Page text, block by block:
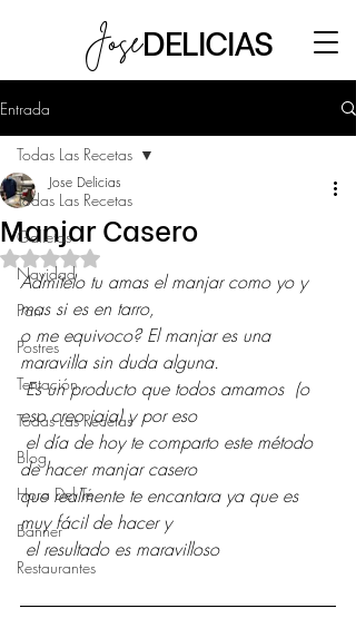
JoseDELICIAS
Entrada
Todas Las Recetas
Galletas
Navidad
Pan
Postres
Tentación
Todas Las Recetas
Blog
Hora Del Té
Banner
Restaurantes
Todas Las Recetas
Manjar Casero
Jose Delicias
Obtuvo NaN de 5 estrellas.
Admítelo tu amas el manjar como yo y
mas si es en tarro,
o me equivoco? El manjar es una
maravilla sin duda alguna.
Es un producto que todos amamos  (o
eso creo jaja) y por eso
de hacer manjar casero
que realmente te encantara ya que es
muy fácil de hacer y
el resultado es maravilloso